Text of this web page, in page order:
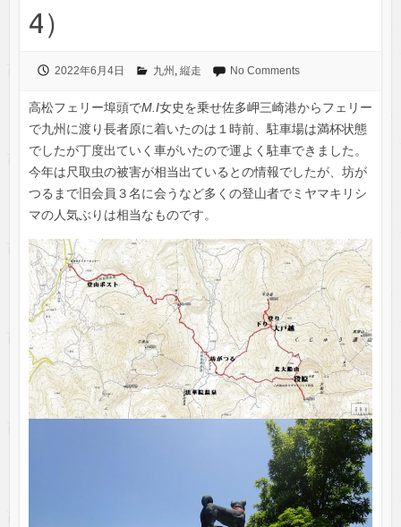
4）
2022年6月4日 九州 縦走 No Comments
高松フェリー埠頭でM.I女史を乗せ佐多岬三崎港からフェリー
で九州に渡り長者原に着いたのは１時前、駐車場は満杯状態
でしたが丁度出ていく車がいたので運よく駐車できました。
今年は尺取虫の被害が相当出ているとの情報でしたが、坊が
つるまで旧会員３名に会うなど多くの登山者でミヤマキリシ
マの人気ぶりは相当なものです。